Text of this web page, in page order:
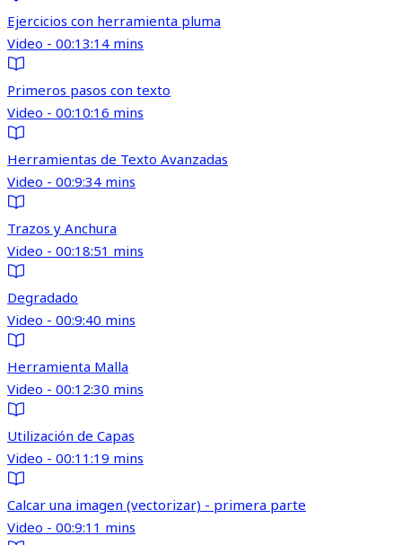
Ejercicios con herramienta pluma
Video - 00:13:14 mins
Primeros pasos con texto
Video - 00:10:16 mins
Herramientas de Texto Avanzadas
Video - 00:9:34 mins
Trazos y Anchura
Video - 00:18:51 mins
Degradado
Video - 00:9:40 mins
Herramienta Malla
Video - 00:12:30 mins
Utilización de Capas
Video - 00:11:19 mins
Calcar una imagen (vectorizar) - primera parte
Video - 00:9:11 mins